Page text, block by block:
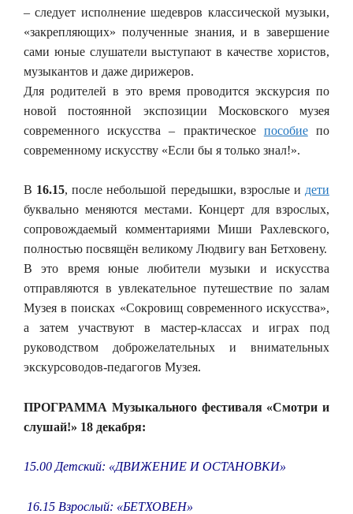
– следует исполнение шедевров классической музыки,
«закрепляющих» полученные знания, и в завершение
сами юные слушатели выступают в качестве хористов,
музыкантов и даже дирижеров.
Для родителей в это время проводится экскурсия по
новой постоянной экспозиции Московского музея
современного искусства – практическое пособиепо
современному искусству «Если бы я только знал!».
В 16.15, после небольшой передышки, взрослые и дети
буквально меняются местами. Концерт для взрослых,
сопровождаемый комментариями Миши Рахлевского,
полностью посвящён великому Людвигу ван Бетховену.
В это время юные любители музыки и искусства
отправляются в увлекательное путешествие по залам
Музея в поисках «Сокровищ современного искусства»,
а затем участвуют в мастер-классах и играх под
руководством доброжелательных и внимательных
экскурсоводов-педагогов Музея.
ПРОГРАММА Музыкального фестиваля «Смотри и
слушай!» 18 декабря:
15.00 Детский: «ДВИЖЕНИЕ И ОСТАНОВКИ»
16.15 Взрослый: «БЕТХОВЕН»